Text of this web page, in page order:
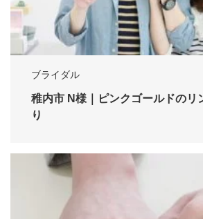
ブライダル
稚内市 N様｜ピンクゴールドのリ
り